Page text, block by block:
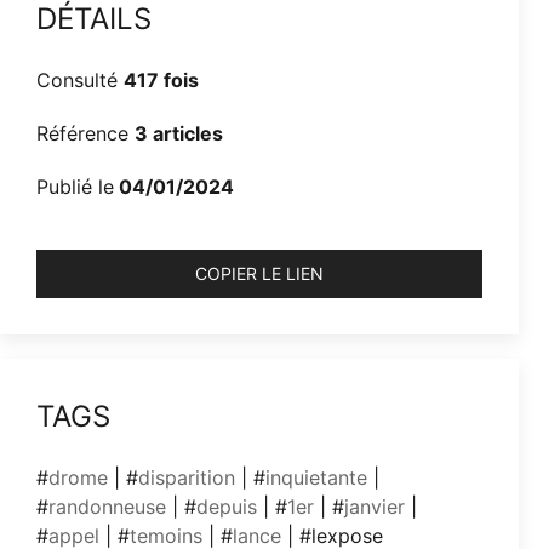
DÉTAILS
Consulté 417 fois
Référence 3 articles
Publié le 04/01/2024
COPIER LE LIEN
TAGS
#drome | #disparition | #inquietante
#randonneuse | #depuis | #1er | #janvier
#appel | #temoins | #lance | #lexpose